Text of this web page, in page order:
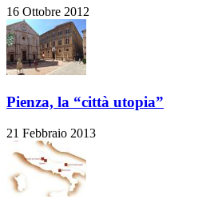
16 Ottobre 2012
Pienza, la “città utopia”
21 Febbraio 2013